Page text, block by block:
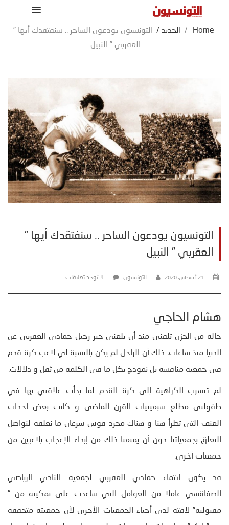
Home
/ الجديد /
التونسيون يودعون الساحر .. سنفتقدك أيها ”
العقربي ” النبيل
التونسيون يودعون الساحر .. سنفتقدك أيها ”
العقربي ” النبيل
21 أغسطس، 2020 التونسيون لا توجد تعليقات
هشام الحاجي
حالة من الحزن تلفني منذ أن بلغني خبر رحيل حمادي العقربي عن
الدنيا منذ ساعات. ذلك أن الراحل لم يكن بالنسبة لي لاعب كرة قدم
في جمعية منافسة بل نموذج بكل ما في الكلمة من ثقل و دلالات.
لم تتسرب الكراهية إلى كرة القدم لما بدأت علاقتي بها في
طفولتي مطلع سبعينيات القرن الماضي و كانت بعض احداث
العنف التي تطرأ هنا و هناك مجرد قوس سرعان ما نغلقه لنواصل
التعلق بجمعياتنا دون أن يمنعنا ذلك من إبداء الإعجاب بلاعبين من
جمعيات أخرى.
قد يكون انتماء حمادي العقربي لجمعية النادي الرياضي
الصفاقسي عاملا من العوامل التي ساعدت على تمكينه من ”
مقبولية” لافتة لدى أحباء الجمعيات الأخرى لأن جمعيته متخففة